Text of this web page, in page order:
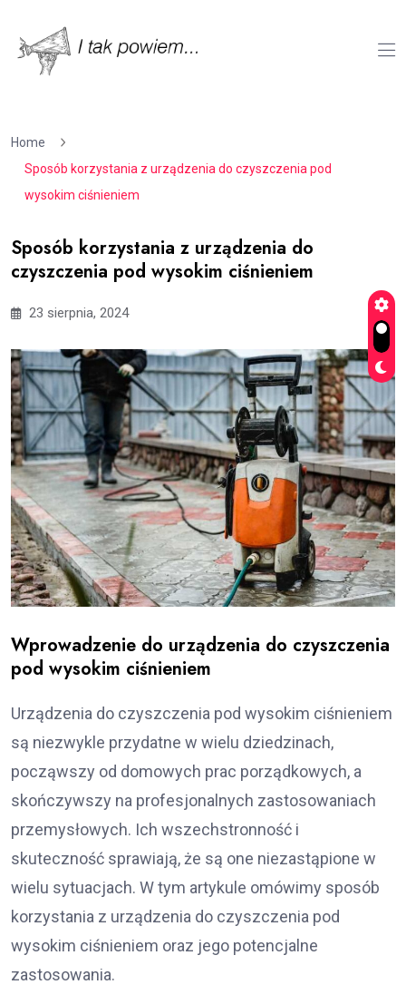
Home
Sposób korzystania z urządzenia do czyszczenia pod
wysokim ciśnieniem
Sposób korzystania z urządzenia do
czyszczenia pod wysokim ciśnieniem
23 sierpnia, 2024
Wprowadzenie do urządzenia do czyszczenia
pod wysokim ciśnieniem
Urządzenia do czyszczenia pod wysokim ciśnieniem
są niezwykle przydatne w wielu dziedzinach,
począwszy od domowych prac porządkowych, a
skończywszy na profesjonalnych zastosowaniach
przemysłowych. Ich wszechstronność i
skuteczność sprawiają, że są one niezastąpione w
wielu sytuacjach. W tym artykule omówimy sposób
korzystania z urządzenia do czyszczenia pod
wysokim ciśnieniem oraz jego potencjalne
zastosowania.